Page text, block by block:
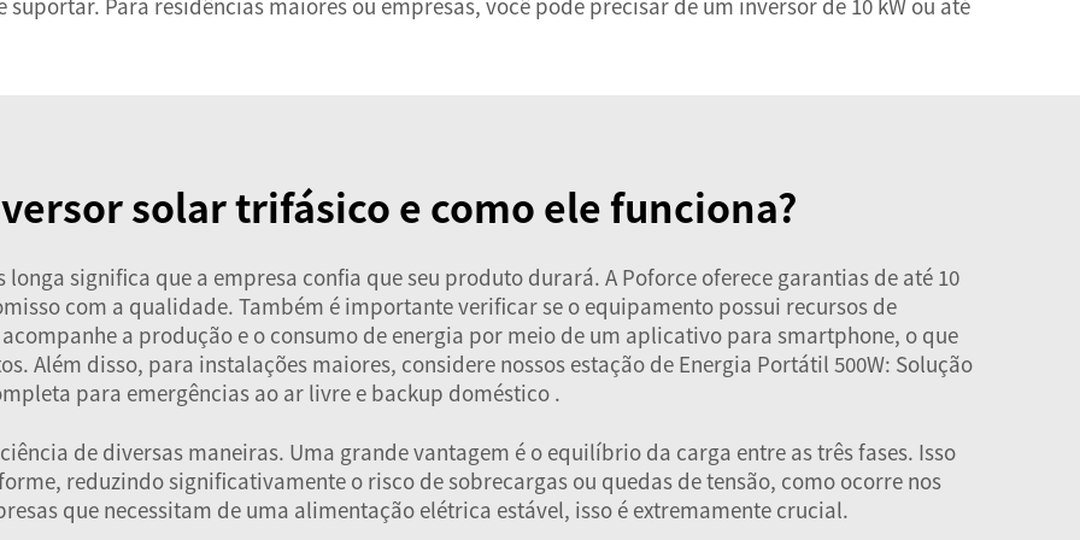
solar trifásico e como ele funciona?
significa que a empresa confia que seu produto durará. A Poforce oferece garantias de até 10
com a qualidade. Também é importante verificar se o equipamento possui recursos de
a produção e o consumo de energia por meio de um aplicativo para smartphone, o que
Além disso, para instalações maiores, considere nossos estação de Energia Portátil 500W: Solução
para emergências ao ar livre e backup doméstico .
de diversas maneiras. Uma grande vantagem é o equilíbrio da carga entre as três fases. Isso
reduzindo significativamente o risco de sobrecargas ou quedas de tensão, como ocorre nos
que necessitam de uma alimentação elétrica estável, isso é extremamente crucial.